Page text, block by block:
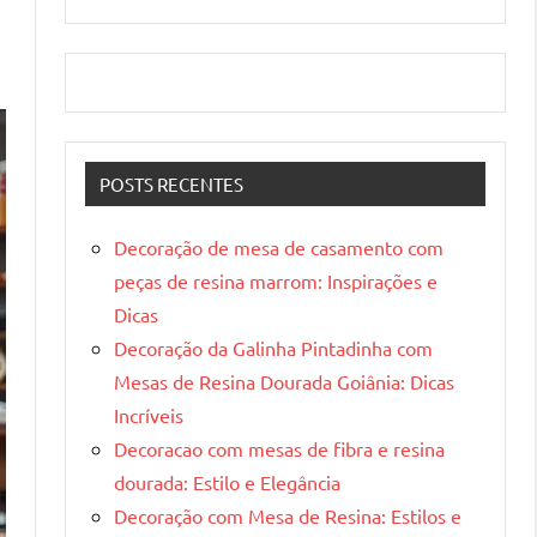
POSTS RECENTES
Decoração de mesa de casamento com
peças de resina marrom: Inspirações e
Dicas
Decoração da Galinha Pintadinha com
Mesas de Resina Dourada Goiânia: Dicas
Incríveis
Decoracao com mesas de fibra e resina
dourada: Estilo e Elegância
Decoração com Mesa de Resina: Estilos e